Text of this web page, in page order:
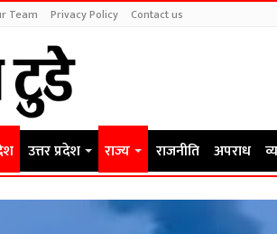
Team Privacy Policy Contact us
उत्तर प्रदेश राज्य राजनीति अपराध